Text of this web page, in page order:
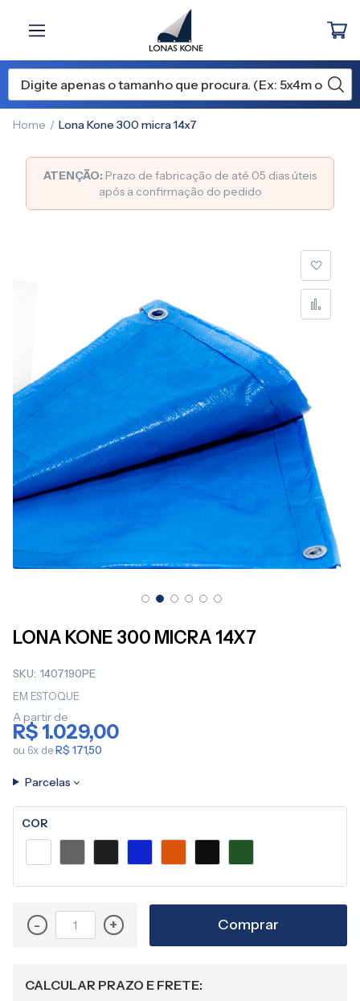
Home Lona Kone 300 micra 14x7
ATENÇÃO: Prazo de fabricação de até 05 dias úteis
após a confirmação do pedido
para
da
Galeria
de
imagens
LONA KONE 300 MICRA 14X7
SKU 1407190PE
EM ESTOQUE
A partir de
R$ 1.029,00
ou 6x deR$ 171,50
Parcelas
COR
- + Comprar
CALCULAR PRAZO E FRETE: